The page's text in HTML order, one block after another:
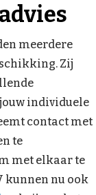
meerdere
Zij
individuele
contact met
te
met elkaar te
kunnen nu ook